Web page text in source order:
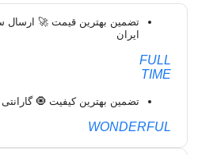
تضمین بهترین قیمت 🚀 ارسال
ایران
FULL
TIME
تضمین بهترین کیفیت 🧿
WONDERFUL